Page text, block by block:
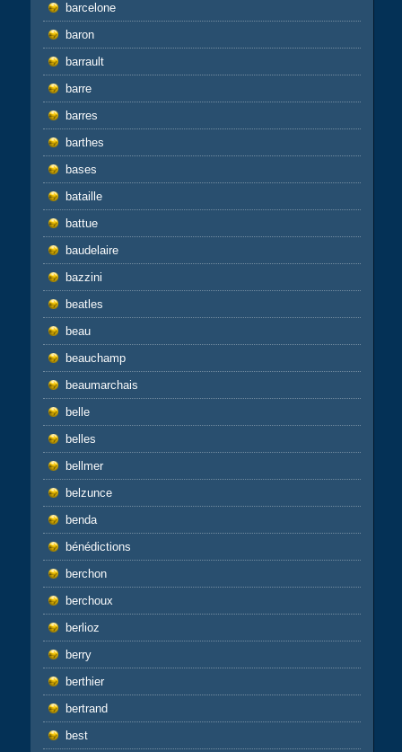
barcelone
baron
barrault
barre
barres
barthes
bases
bataille
battue
baudelaire
bazzini
beatles
beau
beauchamp
beaumarchais
belle
belles
bellmer
belzunce
benda
bénédictions
berchon
berchoux
berlioz
berry
berthier
bertrand
best